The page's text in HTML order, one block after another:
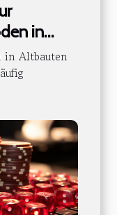
in
in Altbauten